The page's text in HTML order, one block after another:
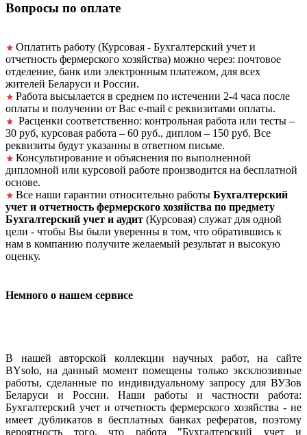
Вопросы по оплате
Оплатить работу (Курсовая - Бухгалтерский учет и
отчетность фермерского хозяйства) можно через: почтовое
отделение, банк или электронным платежом, для всех
жителей Беларуси и России.
Работа высылается в среднем по истечении 2-4 часа после
оплаты и получении от Вас e-mail с реквизитами оплаты.
Расценки соответственно: контрольная работа или тесты –
30 руб, курсовая работа – 60 руб., диплом – 150 руб. Все
реквизиты будут указанны в ответном письме.
Консультирование и объяснения по выполненной
дипломной или курсовой работе производится на бесплатной
основе.
Все наши гарантии относительно работы Бухгалтерский
учет и отчетность фермерского хозяйства по предмету
Бухгалтерский учет и аудит (Курсовая) служат для одной
цели - чтобы Вы были уверенны в том, что обратившись к
нам в компанию получите желаемый результат и высокую
оценку.
Немного о нашем сервисе
В нашей авторской коллекции научных работ, на сайте
BYsolo, на данный момент помещены только эксклюзивные
работы, сделанные по индивидуальному запросу для ВУЗов
Беларуси и России. Наши работы и частности работа:
Бухгалтерский учет и отчетность фермерского хозяйства - не
имеет дубликатов в бесплатных банках рефератов, поэтому
вероятность того, что работа "Бухгалтерский учет и